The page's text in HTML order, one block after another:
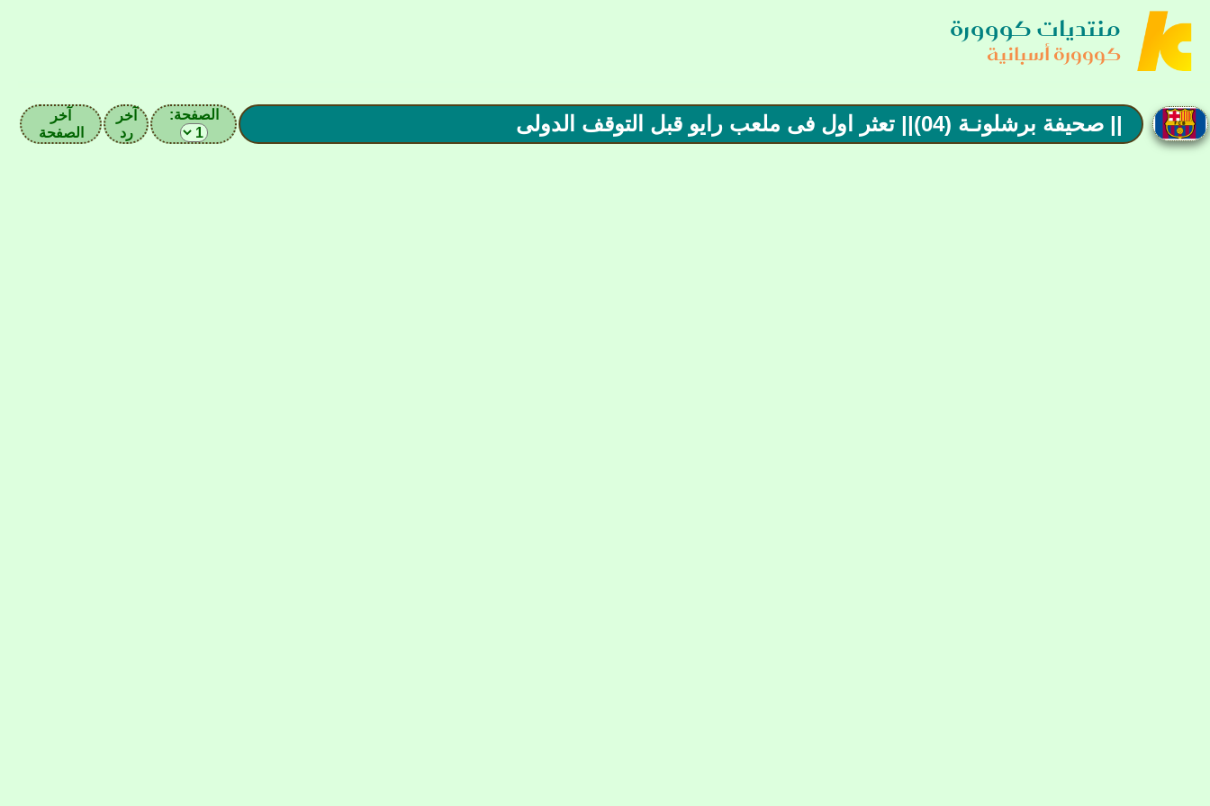
منتديات كووورة
كووورة أسبانية
|| صحيفة برشلونـة (04)|| تعثر اول فى ملعب رايو قبل التوقف الدولى الصفحة:
آخر
رد
آخر
الصفحة